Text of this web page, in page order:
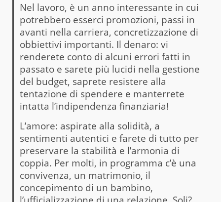
Nel lavoro, è un anno interessante in cui
potrebbero esserci promozioni, passi in
avanti nella carriera, concretizzazione di
obbiettivi importanti. Il denaro: vi
renderete conto di alcuni errori fatti in
passato e sarete più lucidi nella gestione
del budget, saprete resistere alla
tentazione di spendere e manterrete
intatta l’indipendenza finanziaria!
L’amore: aspirate alla solidità, a
sentimenti autentici e farete di tutto per
preservare la stabilità e l’armonia di
coppia. Per molti, in programma c’è una
convivenza, un matrimonio, il
concepimento di un bambino,